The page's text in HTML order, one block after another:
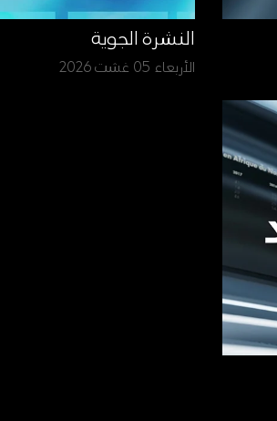
النشرة الجوية
الأربعاء 05 غشت 2026